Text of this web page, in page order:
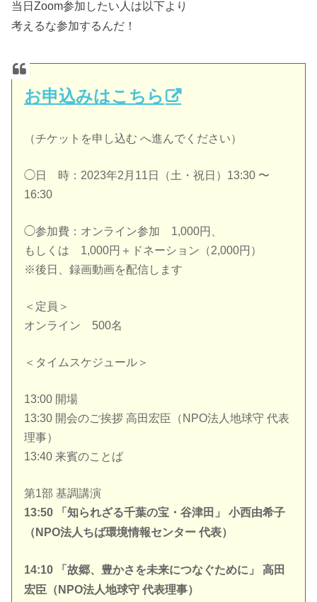
当日Zoom参加したい人は以下より
考えるな参加するんだ！
お申込みはこちら
（チケットを申し込む へ進んでください）
◯日 時：2023年2月11日（土・祝日）13:30 〜
16:30
◯参加費：オンライン参加 1,000円、
もしくは 1,000円＋ドネーション（2,000円）
※後日、録画動画を配信します
＜定員＞
オンライン 500名
＜タイムスケジュール＞
13:00 開場
13:30 開会のご挨拶 高田宏臣（NPO法人地球守 代表
理事）
13:40 来賓のことば
第1部 基調講演
13:50 「知られざる千葉の宝・谷津田」 小西由希子
（NPO法人ちば環境情報センター 代表）
14:10 「故郷、豊かさを未来につなぐために」 高田
宏臣（NPO法人地球守 代表理事）